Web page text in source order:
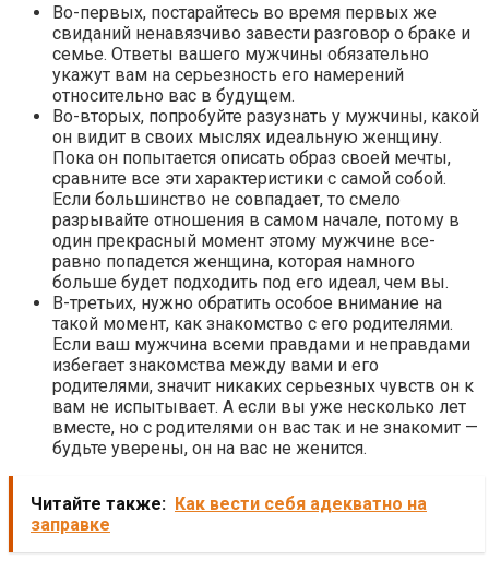
Во-первых, постарайтесь во время первых же
свиданий ненавязчиво завести разговор о браке и
семье. Ответы вашего мужчины обязательно
укажут вам на серьезность его намерений
относительно вас в будущем.
Во-вторых, попробуйте разузнать у мужчины, какой
он видит в своих мыслях идеальную женщину.
Пока он попытается описать образ своей мечты,
сравните все эти характеристики с самой собой.
Если большинство не совпадает, то смело
разрывайте отношения в самом начале, потому в
один прекрасный момент этому мужчине все-
равно попадется женщина, которая намного
больше будет подходить под его идеал, чем вы.
В-третьих, нужно обратить особое внимание на
такой момент, как знакомство с его родителями.
Если ваш мужчина всеми правдами и неправдами
избегает знакомства между вами и его
родителями, значит никаких серьезных чувств он к
вам не испытывает. А если вы уже несколько лет
вместе, но с родителями он вас так и не знакомит —
будьте уверены, он на вас не женится.
Читайте также: Как вести себя адекватно на
заправке